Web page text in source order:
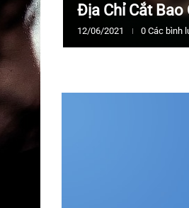
Địa Chỉ Cắt Bao
12/06/2021 0 Các bình